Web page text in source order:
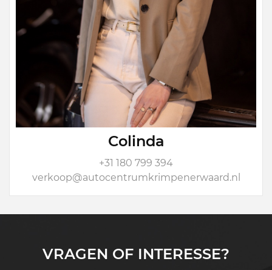
Colinda
+31 180 799 394
verkoop@autocentrumkrimpenerwaard.nl
VRAGEN OF INTERESSE?